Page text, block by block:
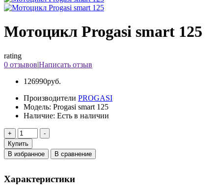
Мотоцикл Progasi smart 125
rating
0 отзывов|Написать отзыв
126990руб.
Производители PROGASI
Модель: Progasi smart 125
Наличие: Есть в наличии
Купить
В избранное
В сравнение
Характеристики